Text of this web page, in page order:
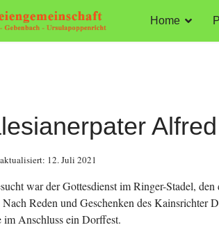
Home
12. Juli 2021
war der Gottesdienst im Ringer-Stadel,
Nach Reden und Geschenken des Kainsrichter
im Anschluss ein Dorffest.